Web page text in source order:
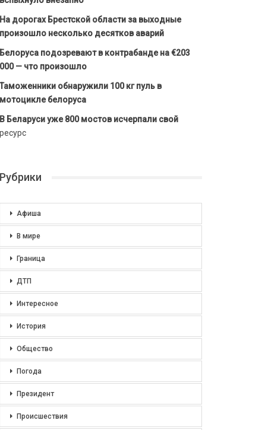
На дорогах Брестской области за выходные
произошло несколько десятков аварий
Белоруса подозревают в контрабанде на €203
000 — что произошло
Таможенники обнаружили 100 кг пуль в
мотоцикле белоруса
В Беларуси уже 800 мостов исчерпали свой
ресурс
Рубрики
Афиша
В мире
Граница
ДТП
Интересное
История
Общество
Погода
Президент
Происшествия